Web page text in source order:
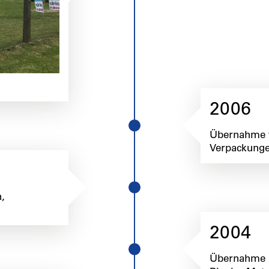
2006
Übernahme
2004